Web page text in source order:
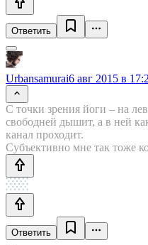
Ответить
Urbansamurai6 авг 2015 в
С точки зрения йоги – на
свободней дышит, а в ней
канал проходит.
Субъективно мне так тоже
Ответить